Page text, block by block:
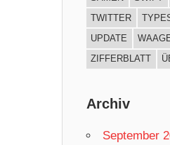
TWITTER
UPDATE
ZIFFERBLATT
Archiv
September